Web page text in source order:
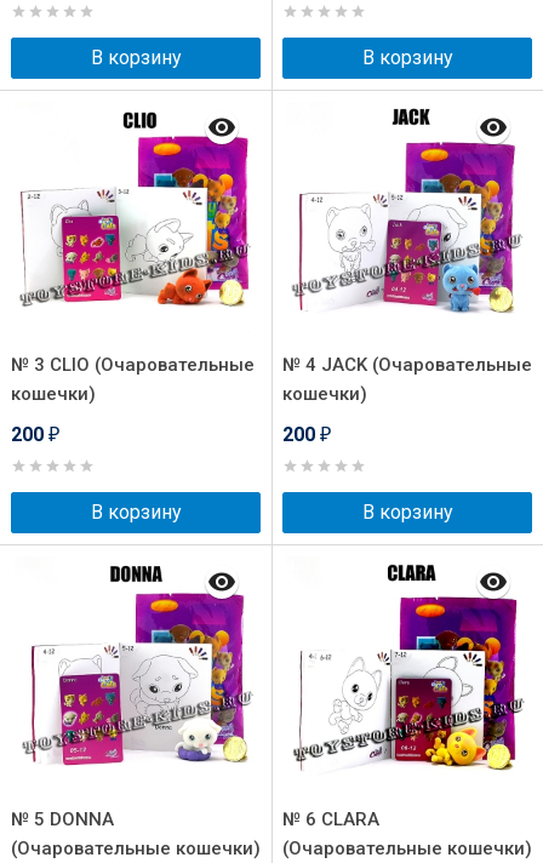
В корзину В корзину
№ 3 CLIO (Очаровательные
кошечки)
200 ₽
В корзину
№ 4 JACK (Очаровательные
кошечки)
200 ₽
В корзину
№ 5 DONNA
(Очаровательные кошечки)
№ 6 CLARA
(Очаровательные кошечки)